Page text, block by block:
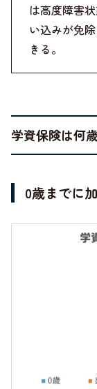
は高度障害
い込みが免
きる。
学資保険は何
0歳までに